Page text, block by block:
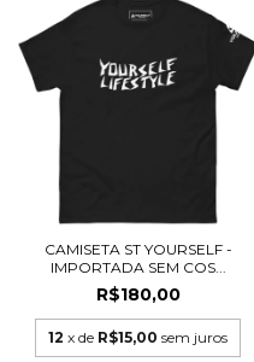
CAMISETA ST YOURSELF -
IMPORTADA SEM COS...
R$180,00
12 x de R$15,00 sem juros